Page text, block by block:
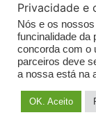
Privacidade e
Nós e os
funcinalidade da
concorda com o
parceiros deve
a nossa está na
OK. Aceito